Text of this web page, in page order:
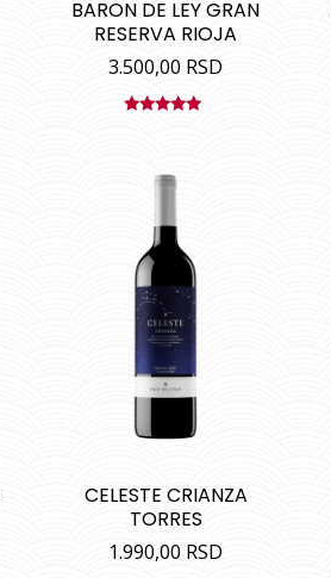
BARON DE LEY GRAN
RESERVA RIOJA
3.500,00 RSD
CELESTE CRIANZA
TORRES
1.990,00 RSD